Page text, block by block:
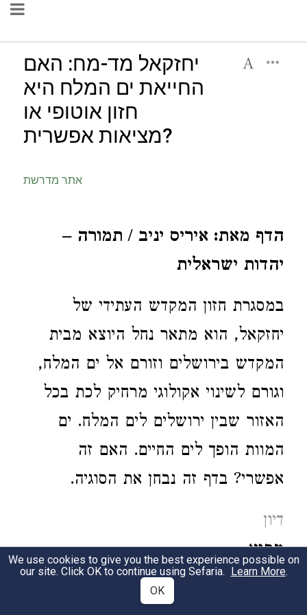
יחזקאל מד-מח: האם
החייאת ים המלח היא
חזון אוטופי או
מציאות אפשרית?
אתר מדרשת
הדף מאת: איריס יניב / תמורה –
יהדות ישראלית
במסגרת חזון המקדש העתידי של
יחזקאל, הוא מתאר נחל היוצא מבית
המקדש בירושלים וזורם אל ים המלח,
וגורם לשינוי אקולוגי מרחיק לכת בכל
האזור שבין ירושלים לים המלח. ים
המוות הופך לים החיים. האם זה
אפשרי? בדף זה נבחן את הסוגיה.
דיון
מבוא
במסגרת חזון המקדש העתידי של
יחזקאל הוא מתאר נחל היוצא מבית
We use cookies to give you the best experience possible on
our site. Click OK to continue using Sefaria. Learn More.
OK